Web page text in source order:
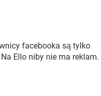
facebooka są tylko
Ello niby nie ma reklam.